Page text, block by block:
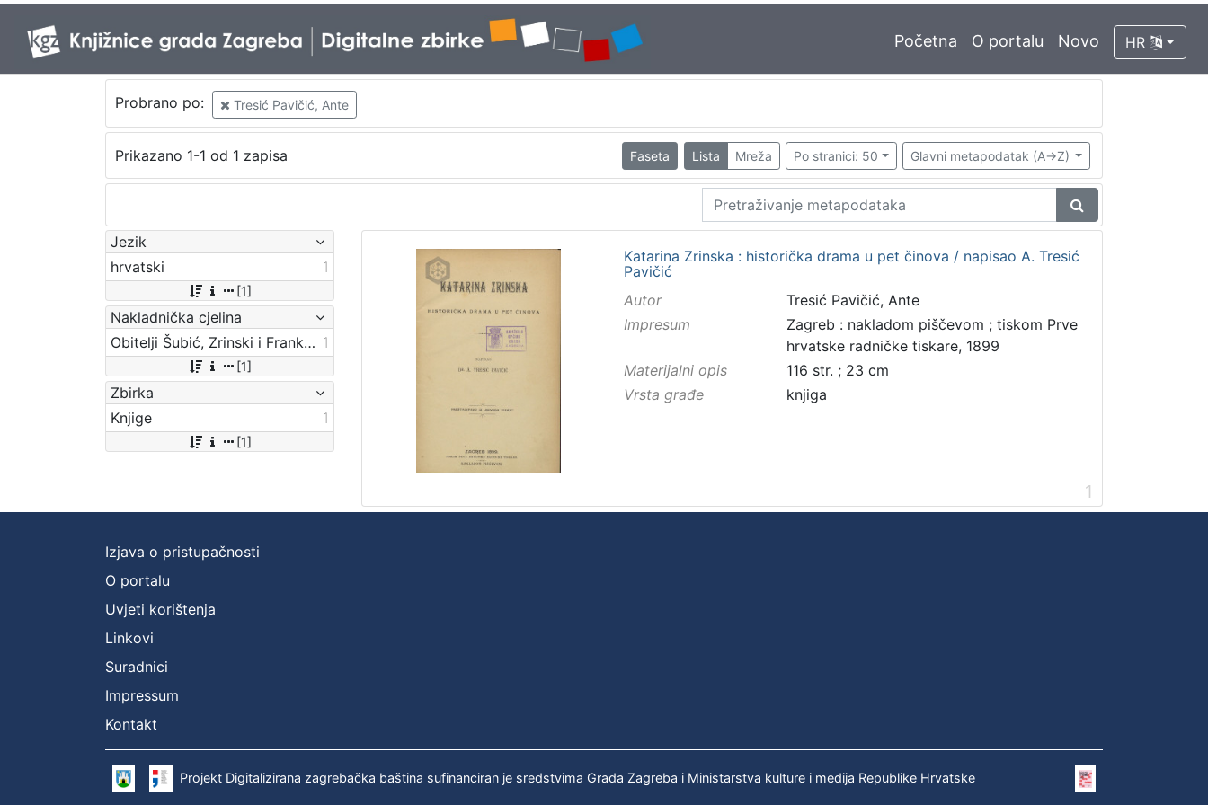
Početna O portalu Novo HR
Probrano po: Tresić Pavičić, Ante
Prikazano 1-1 od 1 zapisa Faseta Lista Mreža Po stranici: 50 Glavni metapodatak (A->Z)
Jezik
hrvatski
1
[1]
Nakladnička cjelina
Obitelji Šubić, Zrinski i Frankopan 1
[1]
Zbirka
Knjige
1
[1]
Katarina Zrinska : historička drama u pet činova / napisao A. Tresić
Pavičić
Autor
Tresić Pavičić, Ante
Impresum
Zagreb : nakladom piščevom ; tiskom Prve
hrvatske radničke tiskare, 1899
Materijalni opis
116 str. ; 23 cm
Vrsta građe
knjiga
1
Izjava o pristupačnosti
O portalu
Uvjeti korištenja
Linkovi
Suradnici
Impressum
Kontakt
Projekt Digitalizirana zagrebačka baština sufinanciran je sredstvima Grada Zagreba i Ministarstva kulture i medija Republike Hrvatske